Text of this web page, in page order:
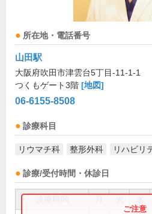
所在地・電話番号
山田駅
大阪府吹田市津雲台5丁目-11-1-1
つくもゲート3階 [地図]
06-6155-8508
診療科目
リウマチ科 整形外科 リハビリ
診療/受付時間・休診日